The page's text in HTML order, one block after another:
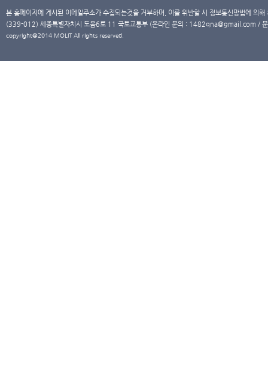
본 홈페이지에 게시된 이메일주소가 수집되는것을 거부하며, 이를 위반할 시 정보통신망법에 의
(339-012) 세종특별자치시 도움6로 11 국토교통부 (온라인 문의 : 1482qna@gmail.com /
copyright@2014 MOLIT All rights reserved.